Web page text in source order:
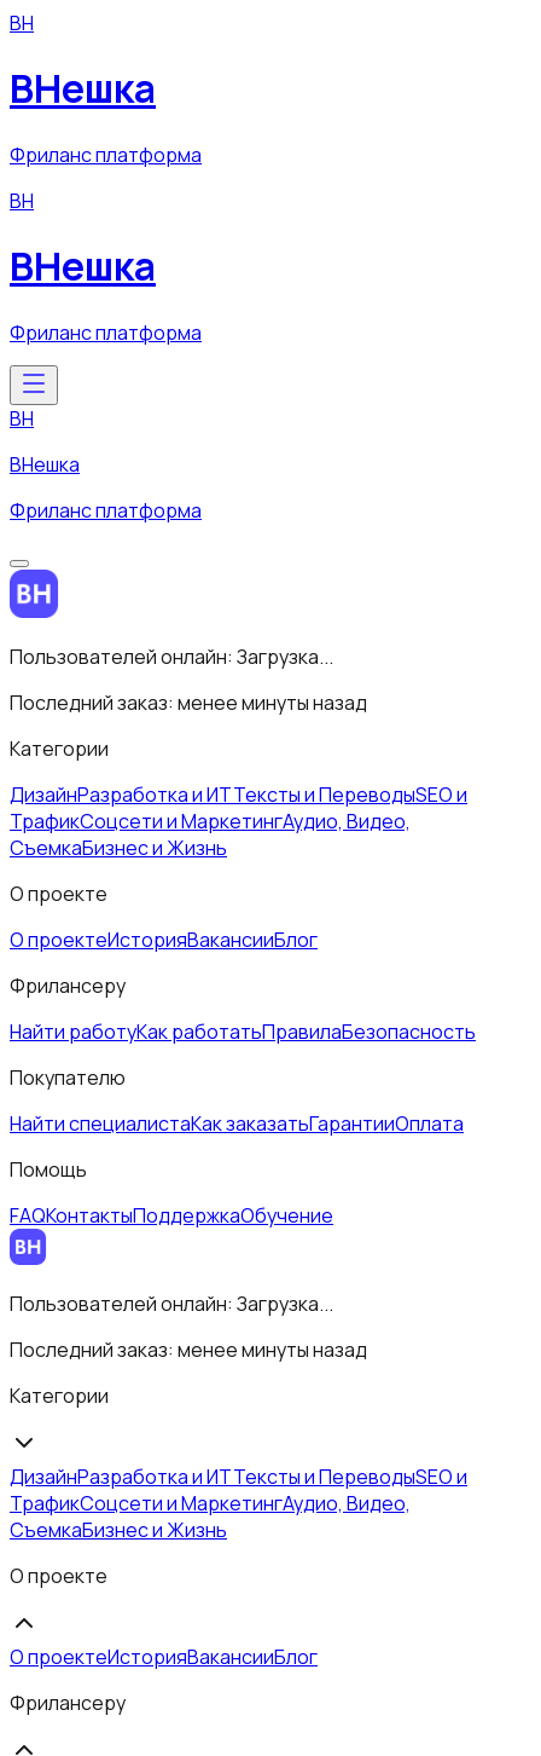
ВН
ВНешка
Фриланс платформа
ВН
ВНешка
Фриланс платформа
ВН
ВНешка
Фриланс платформа
Пользователей онлайн: Загрузка...
Последний заказ: менее минуты назад
Категории
ДизайнРазработка и ИТТексты и ПереводыSEO и
ТрафикСоцсети и МаркетингАудио, Видео,
СъемкаБизнес и Жизнь
О проекте
О проектеИсторияВакансииБлог
Фрилансеру
Найти работуКак работатьПравилаБезопасность
Покупателю
Найти специалистаКак заказатьГарантииОплата
Помощь
FAQКонтактыПоддержкаОбучение
Пользователей онлайн: Загрузка...
Последний заказ: менее минуты назад
Категории
ДизайнРазработка и ИТТексты и ПереводыSEO и
ТрафикСоцсети и МаркетингАудио, Видео,
СъемкаБизнес и Жизнь
О проекте
О проектеИсторияВакансииБлог
Фрилансеру